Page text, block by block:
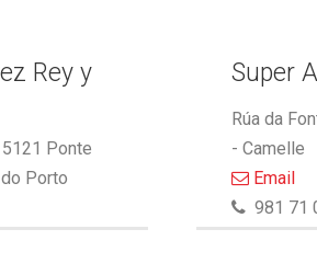
Rey y
Ponte
Porto
Super
Rúa da
- Camelle
Email
981 71